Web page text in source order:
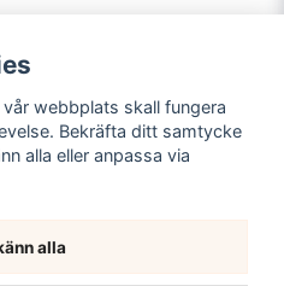
webbplats skall fungera
Bekräfta ditt samtycke
alla eller anpassa via
alla